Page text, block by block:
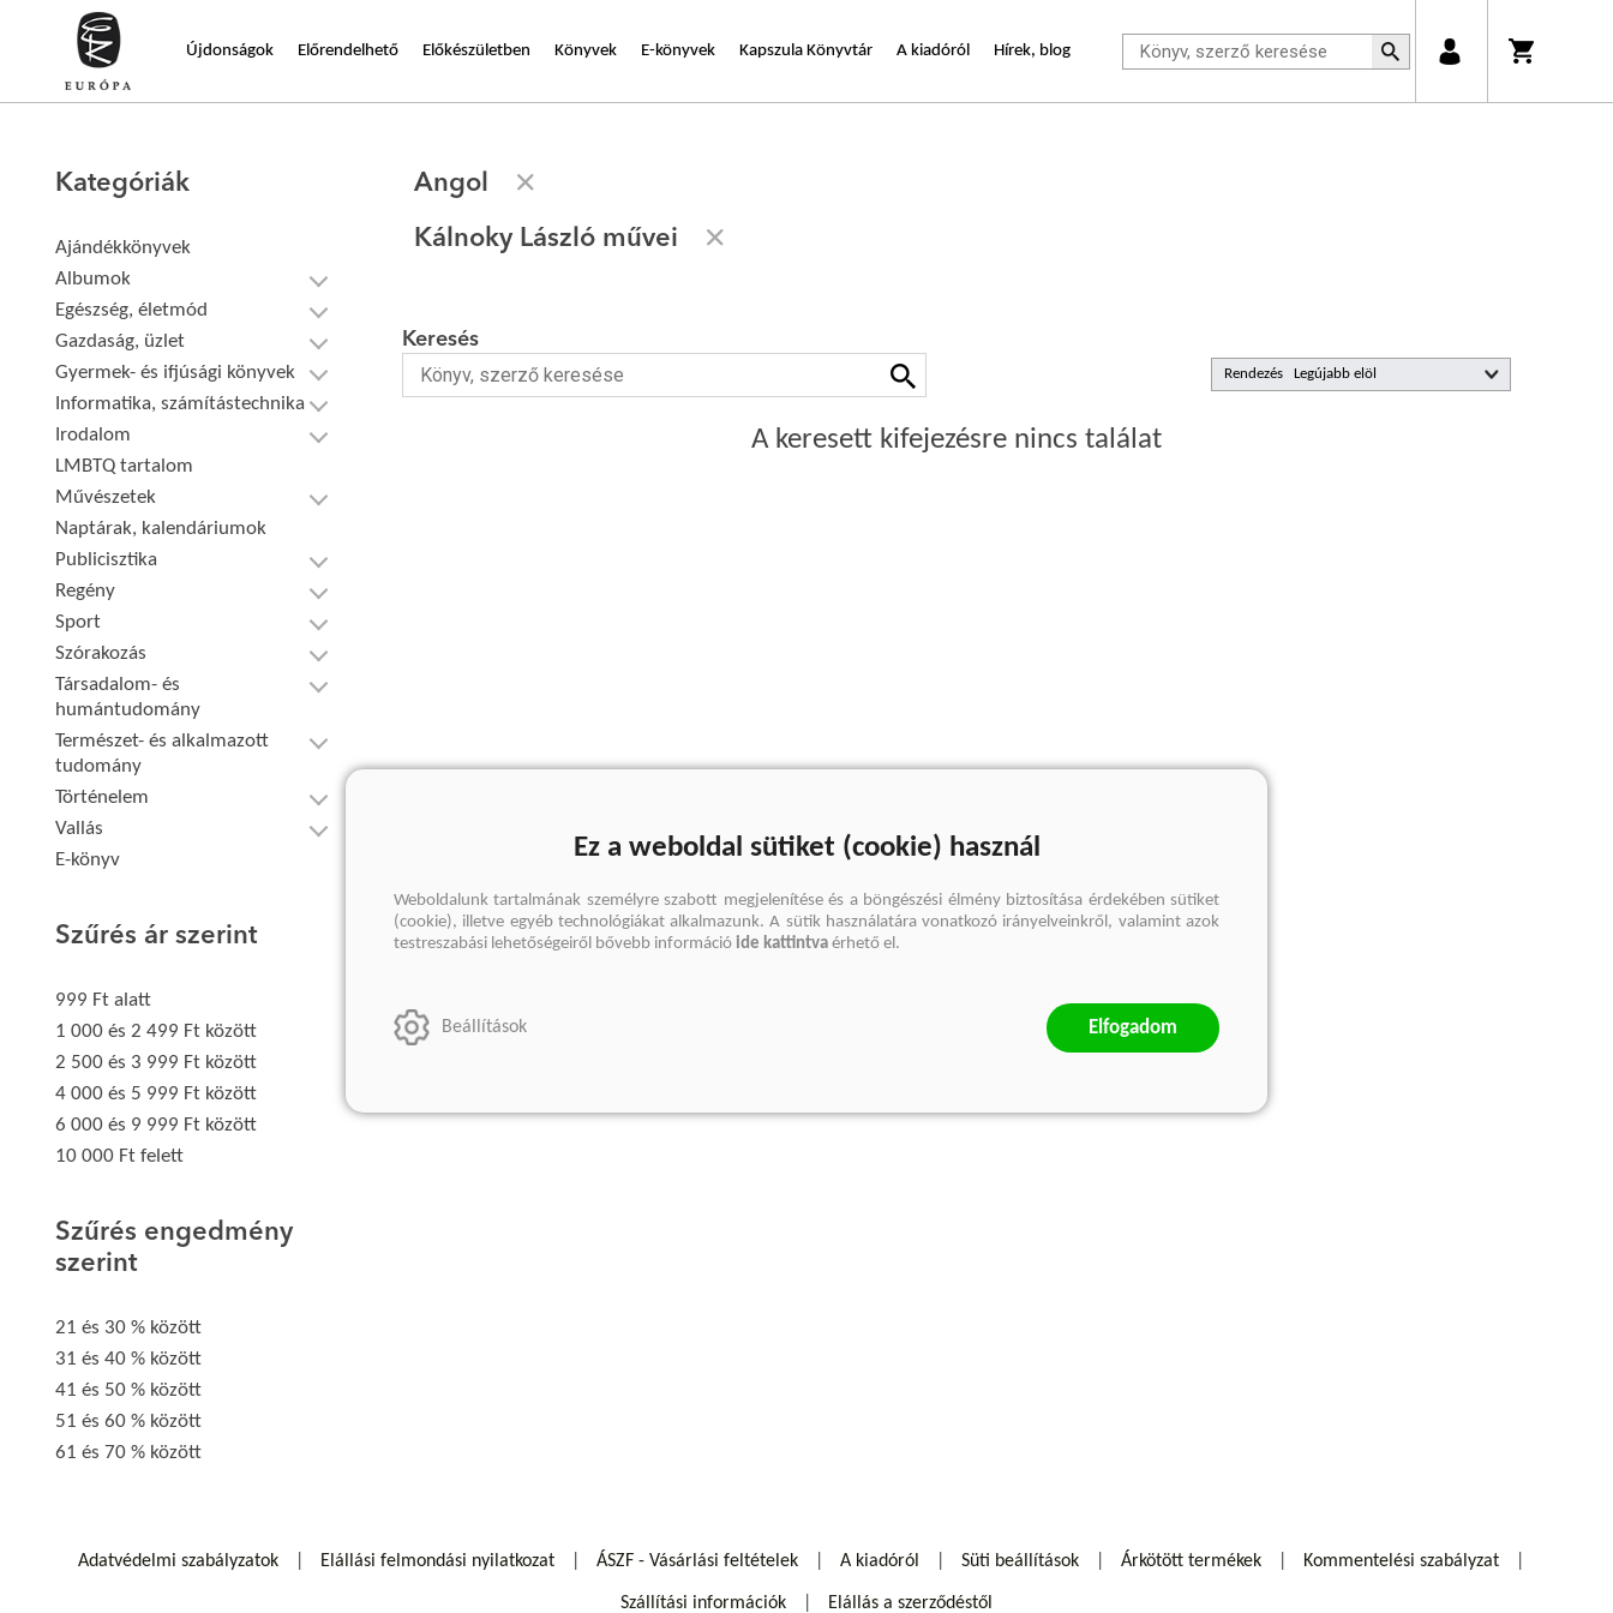
Újdonságok Előrendelhető Előkészületben Könyvek E-könyvek Kapszula Könyvtár A kiadóról Hírek, blog
Kategóriák
Ajándékkönyvek
Albumok
Egészség, életmód
Gazdaság, üzlet
Gyermek- és ifjúsági könyvek
Informatika, számítástechnika
Irodalom
LMBTQ tartalom
Művészetek
Naptárak, kalendáriumok
Publicisztika
Regény
Sport
Szórakozás
Társadalom- és
humántudomány
Természet- és alkalmazott
tudomány
Történelem
Vallás
E-könyv
Szűrés ár szerint
999 Ft alatt
1 000 és 2 499 Ft között
2 500 és 3 999 Ft között
4 000 és 5 999 Ft között
6 000 és 9 999 Ft között
10 000 Ft felett
Szűrés engedmény
szerint
21 és 30 % között
31 és 40 % között
41 és 50 % között
51 és 60 % között
61 és 70 % között
Angol
Kálnoky László művei
Rendezés
Keresés
A keresett kifejezésre nincs találat
Adatvédelmi szabályzatok Elállási felmondási nyilatkozat ÁSZF - Vásárlási feltételek A kiadóról Süti beállítások Árkötött termékek Kommentelési szabályzat
Szállítási információk Elállás a szerződéstől
Ez a weboldal sütiket (cookie) használ
Weboldalunk tartalmának személyre szabott megjelenítése és a böngészési élmény biztosítása érdekében sütiket
(cookie), illetve egyéb technológiákat alkalmazunk. A sütik használatára vonatkozó irányelveinkről, valamint azok
testreszabási lehetőségeiről bővebb információ ide kattintva érhető el.
Beállítások Elfogadom